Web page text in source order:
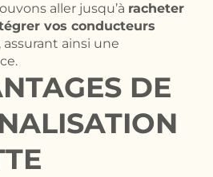
aller jusqu’à racheter
vos conducteurs
, assurant ainsi une
DE